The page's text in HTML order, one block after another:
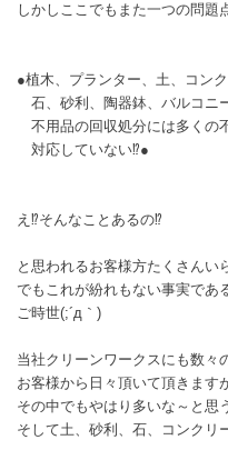
しかしここでもまた一つの問
●植木、プランター、土、コンク
石、砂利、陶器鉢、バルコニ
不用品の回収処分には多くの
対応していない⁉️●
え⁉️そんなことあるの⁉️
と思われるお客様方たくさんい
でもこれが紛れもない事実であ
ご時世(;´д｀)
当社クリーンワークスにも数々
お客様から日々頂いて頂きます
その中でもやはり多いな～と思
そして土、砂利、石、コンクリ